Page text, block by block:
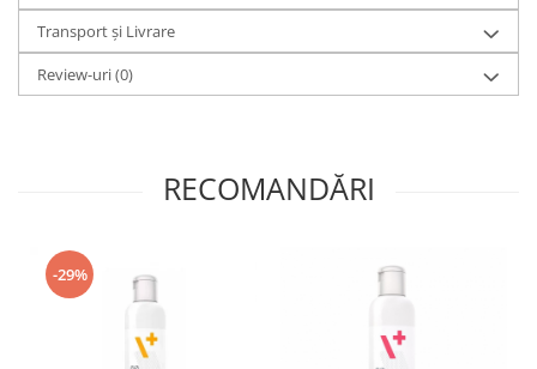
Transport și Livrare
Review-uri(0)
RECOMANDĂRI
-29%